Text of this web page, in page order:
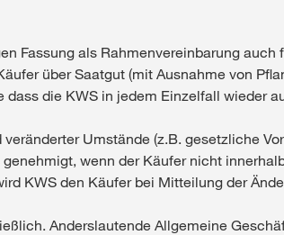
Fassung als Rahmenvereinbarung
über Saatgut (mit Ausnahme von
die KWS in jedem Einzelfall wieder
Umstände (z.B. gesetzliche
wenn der Käufer nicht
KWS den Käufer bei Mitteilung der
Anderslautende Allgemeine